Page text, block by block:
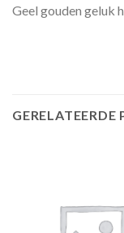
Geel gouden geluk
GERELATEERDE